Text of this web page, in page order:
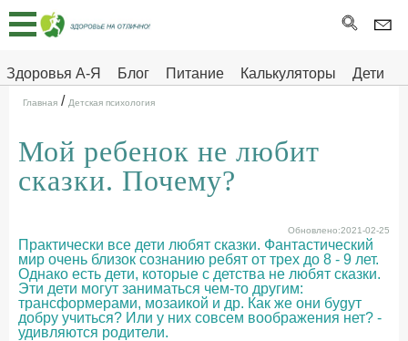
Здоровья А-Я Блог Питание Калькуляторы
Дети
Здоровье на отлично
Главная
Тесты
Про
ДЕТЯМ
Главная / Детская психология
Мой ребенок не любит
сказки. Почему?
Обновлено:2021-02-25
Практически все дети любят сказки. Фантастический
мир очень близок сознанию ребят от трех до 8 - 9 лет.
Однако есть дети, которые с детства не любят сказки.
Эти дети могут заниматься чем-то другим:
трансформерами, мозаикой и др. Как же они буgyт
добру учиться? Или у них совсем воображения нет? -
удивляются родители.